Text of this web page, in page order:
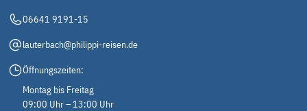
06641 9191-15
lauterbach@philippi-reisen.de
Öffnungszeiten:
Montag bis Freitag
09:00 Uhr – 13:00 Uhr